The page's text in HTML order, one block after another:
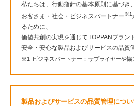
私たちは、行動指針の基本原則に基づき、
お客さま・社会・ビジネスパートナー※1
るために、
価値共創の実現を通じてTOPPANブラン
安全・安心な製品およびサービスの品質
※1 ビジネスパートナー：サプライヤーや協
製品およびサービスの品質管理につ